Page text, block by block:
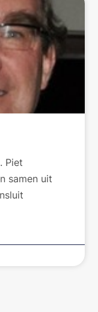
Piet
samen uit